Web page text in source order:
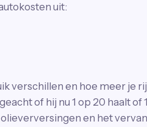
uit:
verschillen en hoe meer je
of hij nu 1 op 20 haalt of
en het